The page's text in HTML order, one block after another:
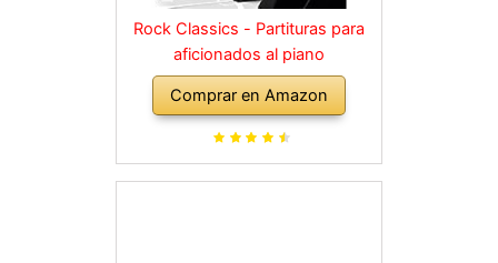
Rock Classics - Partituras para
aficionados al piano
Comprar en Amazon